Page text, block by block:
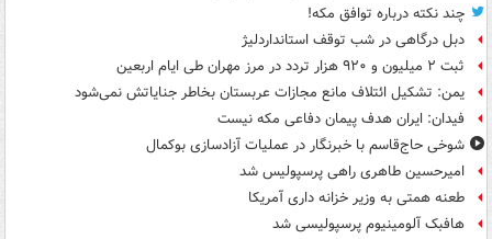
چند نکته درباره توافق مکه!
دبل درگاهی در شب توقف استانداردلیژ
ثبت ۲ میلیون و ۹۲۰ هزار تردد در مرز مهران طی ایام اربعین
یمن: تشکیل ائتلاف مانع مجازات عربستان بخاطر جنایاتش نمی‌شود
فیدان: ایران هدف پیمان دفاعی مکه نیست
شوخی حاج‌قاسم با خبرنگار در عملیات آزادسازی بوکمال
امیرحسین طاهری راهی پرسپولیس شد
طعنه همتی به وزیر خزانه داری آمریکا
هافبک آلومینیوم پرسپولیسی شد